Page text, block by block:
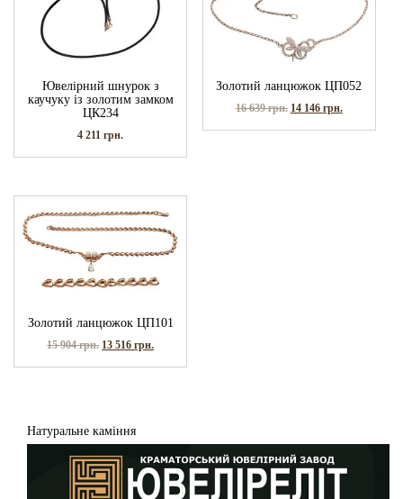
Ювелірний шнурок з
каучуку із золотим замком
ЦК234
4 211грн.
Золотий ланцюжок ЦП052
16 639грн. 14 146 грн.
Золотий ланцюжок ЦП101
15 904грн. 13 516грн.
Натуральне каміння